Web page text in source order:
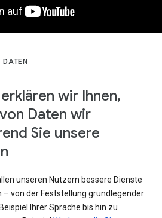
DATEN
wir Ihnen,
Daten wir
Sie unsere
unseren Nutzern bessere Dienste
von der Feststellung grundlegender
Ihrer Sprache bis hin zu